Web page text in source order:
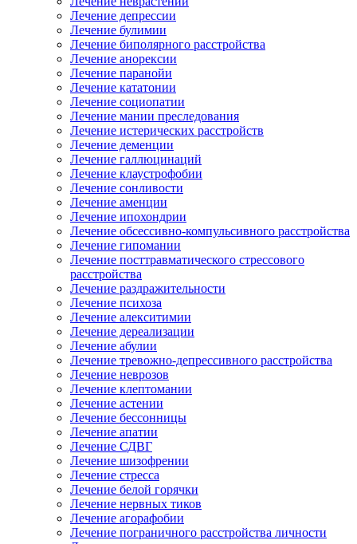
Лечение депрессии
Лечение булимии
Лечение биполярного расстройства
Лечение анорексии
Лечение паранойи
Лечение кататонии
Лечение социопатии
Лечение мании преследования
Лечение истерических расстройств
Лечение деменции
Лечение галлюцинаций
Лечение клаустрофобии
Лечение сонливости
Лечение аменции
Лечение ипохондрии
Лечение обсессивно-компульсивного расстройства
Лечение гипомании
Лечение посттравматического стрессового
расстройства
Лечение раздражительности
Лечение психоза
Лечение алекситимии
Лечение дереализации
Лечение абулии
Лечение тревожно-депрессивного расстройства
Лечение неврозов
Лечение клептомании
Лечение астении
Лечение бессонницы
Лечение апатии
Лечение СДВГ
Лечение шизофрении
Лечение стресса
Лечение белой горячки
Лечение нервных тиков
Лечение агорафобии
Лечение пограничного расстройства личности